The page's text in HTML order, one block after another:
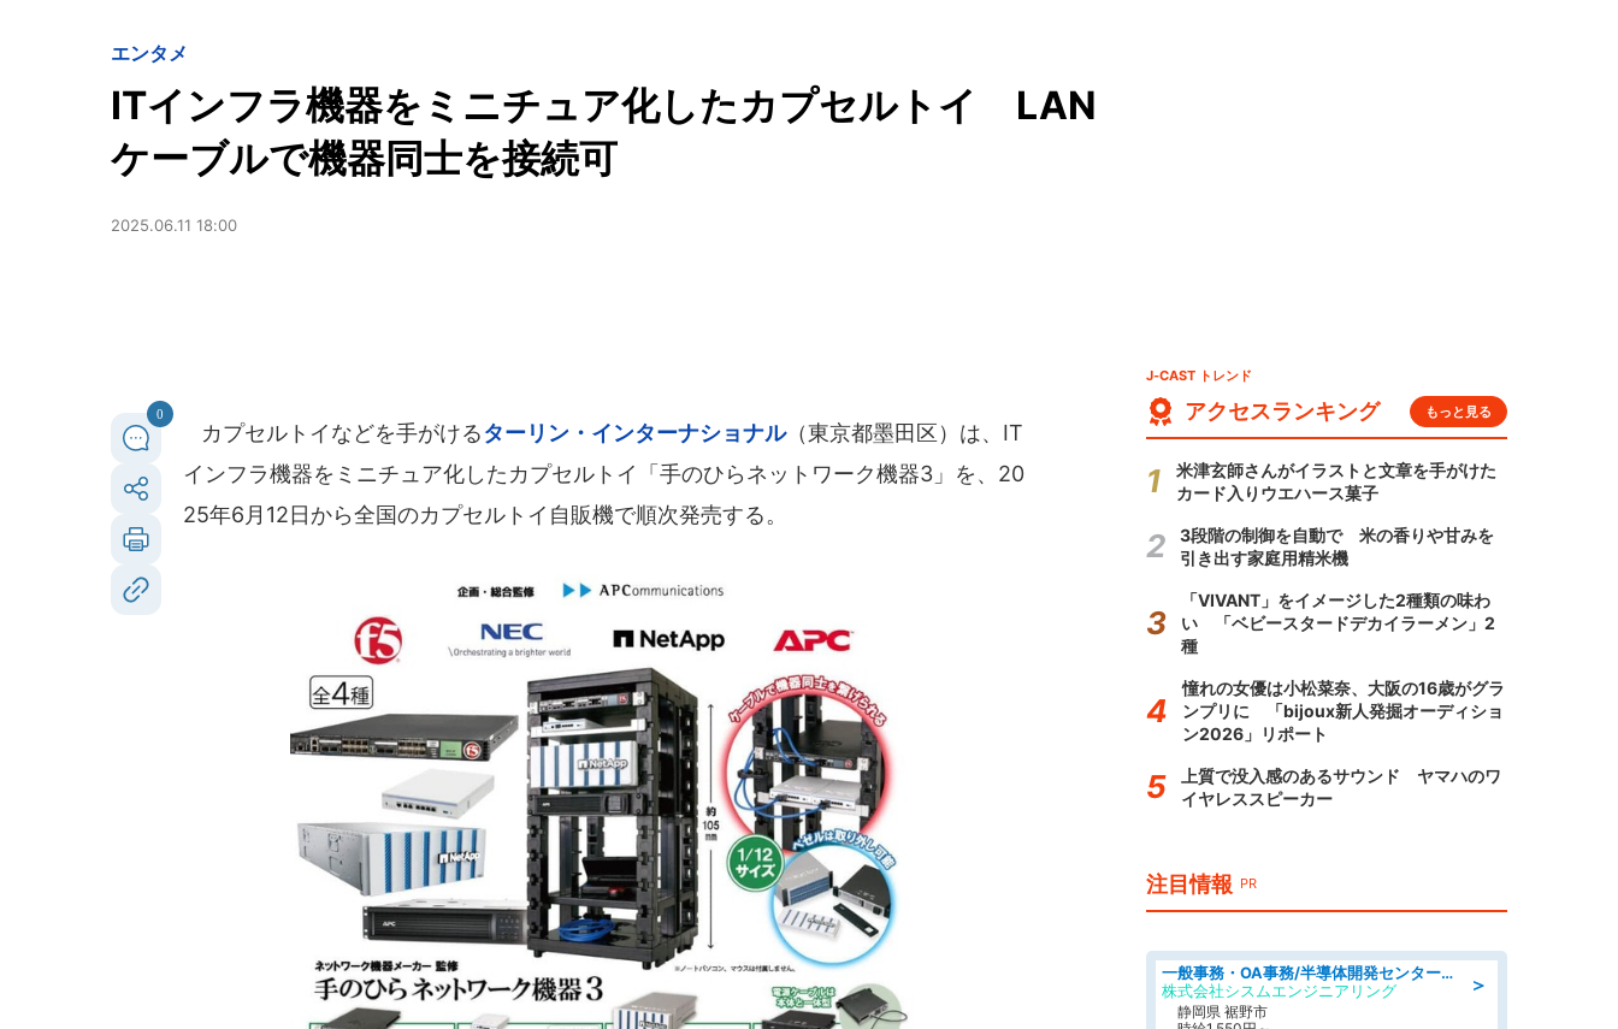
エンタメ
ITインフラ機器をミニチュア化したカプセルトイ LAN
ケーブルで機器同士を接続可
2025.06.11 18:00
0
カプセルトイなどを手がけるターリン・インターナショナル（東京都墨田区）は、IT
インフラ機器をミニチュア化したカプセルトイ「手のひらネットワーク機器3」を、20
25年6月12日から全国のカプセルトイ自販機で順次発売する。
J-CAST トレンド
アクセスランキング もっと見る
米津玄師さんがイラストと文章を手がけた
カード入りウエハース菓子
3段階の制御を自動で 米の香りや甘みを
引き出す家庭用精米機
「VIVANT」をイメージした2種類の味わ
い 「ベビースタードデカイラーメン」2
種
憧れの女優は小松菜奈、大阪の16歳がグラ
ンプリに 「bijoux新人発掘オーディショ
ン2026」リポート
上質で没入感のあるサウンド ヤマハのワ
イヤレススピーカー
注目情報 PR
＞
一般事務・OA事務/半導体開発センター内で事務&軽作業スタッフ、募集
株式会社シスムエンジニアリング
静岡県 裾野市